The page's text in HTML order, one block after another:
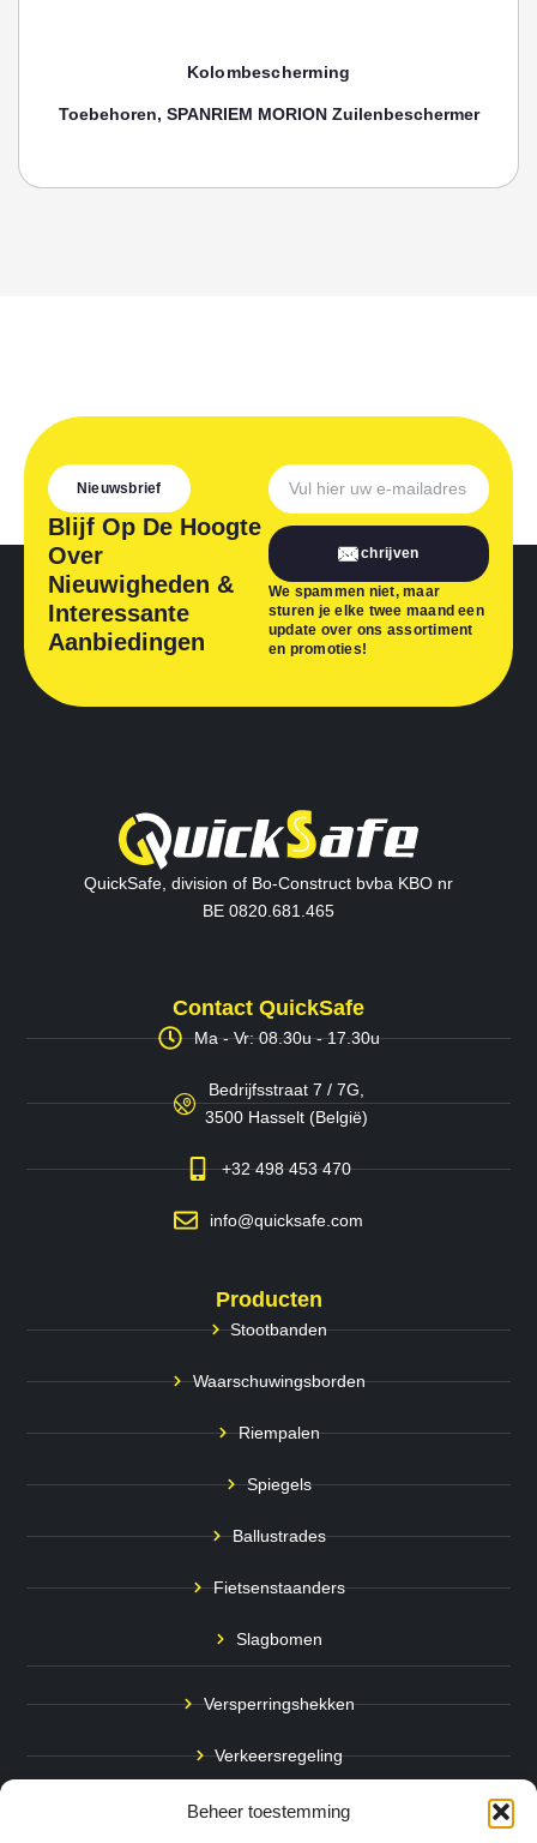
Beheer toestemming
Kolombescherming
Toebehoren, SPANRIEM MORION Zuilenbeschermer
Nieuwsbrief
Blijf Op De Hoogte
Over
Nieuwigheden &
Interessante
Aanbiedingen
Inschrijven
We spammen niet, maar
sturen je elke twee maand een
update over ons assortiment
en promoties!
QuickSafe, division of Bo-Construct bvba KBO nr
BE 0820.681.465
Contact QuickSafe
Ma - Vr: 08.30u - 17.30u
Bedrijfsstraat 7 / 7G,
3500 Hasselt (België)
+32 498 453 470
info@quicksafe.com
Producten
Stootbanden
Waarschuwingsborden
Riempalen
Spiegels
Ballustrades
Fietsenstaanders
Slagbomen
Versperringshekken
Verkeersregeling
Stadspalen